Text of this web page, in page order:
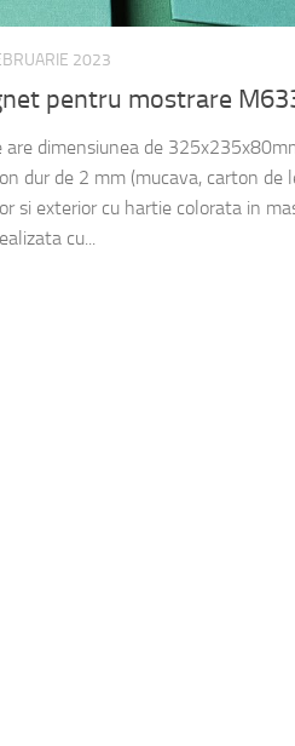
2023
pentru mostrare
are dimensiunea de
dur de 2 mm (mucava, carton de
si exterior cu hartie colorata in
cu...